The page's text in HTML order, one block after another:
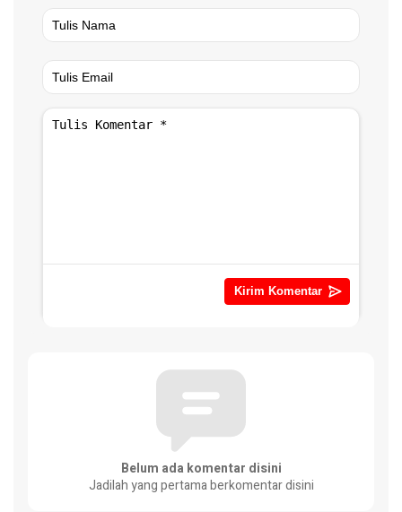
Belum ada komentar disini
Jadilah yang pertama berkomentar disini